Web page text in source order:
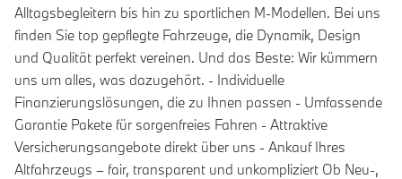
Alltagsbegleitern bis hin zu sportlichen M-Modellen. Bei uns
finden Sie top gepflegte Fahrzeuge, die Dynamik, Design
und Qualität perfekt vereinen. Und das Beste: Wir kümmern
uns um alles, was dazugehört. - Individuelle
Finanzierungslösungen, die zu Ihnen passen - Umfassende
Garantie Pakete für sorgenfreies Fahren - Attraktive
Versicherungsangebote direkt über uns - Ankauf Ihres
Altfahrzeugs – fair, transparent und unkompliziert Ob Neu-,